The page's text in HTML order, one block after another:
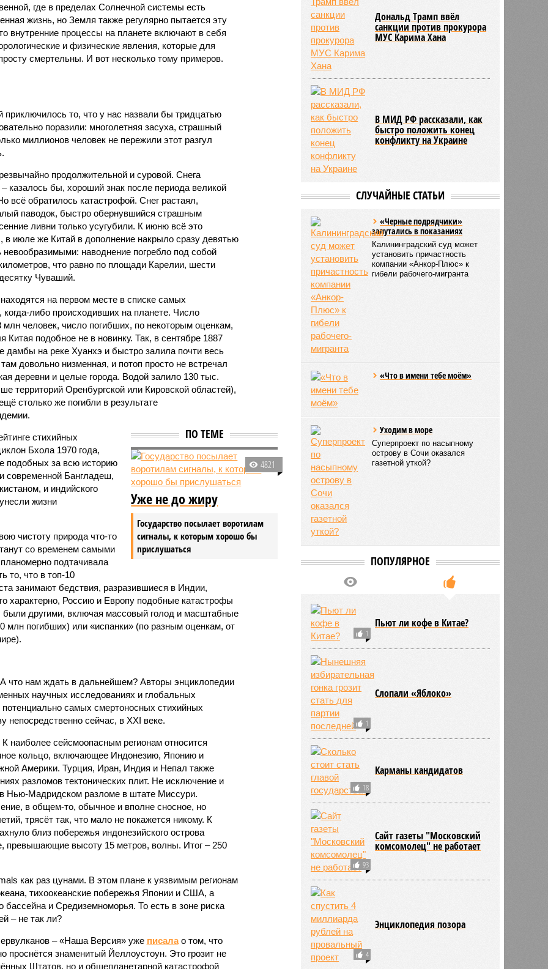
где в пределах Солнечной системы есть
жизнь, но Земля также регулярно пытается эту
внутренние процессы на планете включают в себя
и физические явления, которые для
смертельны. И вот несколько тому примеров.
то, что у нас назвали бы тридцатью
поразили: многолетняя засуха, страшный
миллионов человек не пережили этот разгул
продолжительной и суровой. Снега
казалось бы, хороший знак после периода великой
всё обратилось катастрофой. Снег растаял,
паводок, быстро обернувшийся страшным
ливни только усугубили. К июню всё это
в июле же Китай в дополнение накрыло сразу девятью
наводнение погребло под собой
что равно по площади Карелии, шести
Чуваший.
на первом месте в списке самых
либо происходивших на планете. Число
млн человек, число погибших, по некоторым оценкам,
подобное не в новинку. Так, в сентябре 1887
дамбы на реке Хуанхэ и быстро залила почти весь
довольно низменная, и потоп просто не встречал
деревни и целые города. Водой залило 130 тыс.
территорий Оренбургской или Кировской областей),
столько же погибли в результате
ПО ТЕМЕ
4821
Уже не до жиру
Государство посылает воротилам
сигналы, к которым хорошо бы
прислушаться
стихийных
Бхола 1970 года,
за всю историю
современной Бангладеш,
и индийского
жизни
чистоту природа что-то
со временем самыми
подтачивала
то, что в топ-10
занимают бедствия, разразившиеся в Индии,
характерно, Россию и Европу подобные катастрофы
были другими, включая массовый голод и масштабные
млн погибших) или «испанки» (по разным оценкам, от
что нам ждать в дальнейшем? Авторы энциклопедии
научных исследованиях и глобальных
потенциально самых смертоносных стихийных
непосредственно сейчас, в XXI веке.
наиболее сейсмоопасным регионам относится
кольцо, включающее Индонезию, Японию и
Америки. Турция, Иран, Индия и Непал также
разломов тектонических плит. Не исключение и
Нью-Мадридском разломе в штате Миссури.
в общем-то, обычное и вполне сносное, но
трясёт так, что мало не покажется никому. К
близ побережья индонезийского острова
превышающие высоту 15 метров, волны. Итог – 250
как раз цунами. В этом плане к уязвимым регионам
тихо­океанские побережья Японии и США, а
бассейна и Средиземноморья. То есть в зоне риска
– не так ли?
– «Наша Версия» уже писалао том, что
проснётся знаменитый Йеллоустоун. Это грозит не
Штатов, но и общепланетарной катастрофой
Дональд Трамп ввёл
санкции против прокурора
МУС Карима Хана
В МИД РФ рассказали, как
быстро положить конец
конфликту на Украине
СЛУЧАЙНЫЕ СТАТЬИ
«Черные подрядчики»
запутались в показаниях
Калининградский суд может
установить причастность
компании «Анкор-Плюс» к
гибели рабочего-мигранта
«Что в имени тебе моём»
Уходим в море
Суперпроект по насыпному
острову в Сочи оказался
газетной уткой?
ПОПУЛЯРНОЕ
1
Пьют ли кофе в Китае?
1
Слопали «Яблоко»
18
Карманы кандидатов
93
Сайт газеты "Московский
комсомолец" не работает
4
Энциклопедия позора